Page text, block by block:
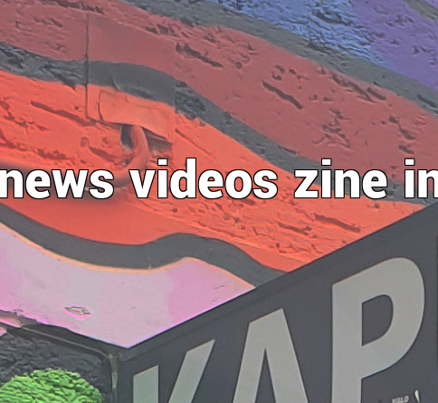
videos zine